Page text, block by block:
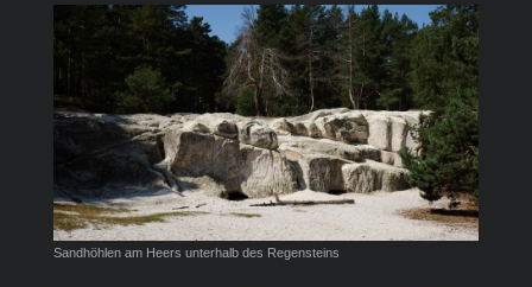
Sandhöhlen am Heers unterhalb des Regensteins